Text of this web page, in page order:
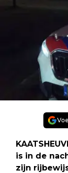
is in de
zijn